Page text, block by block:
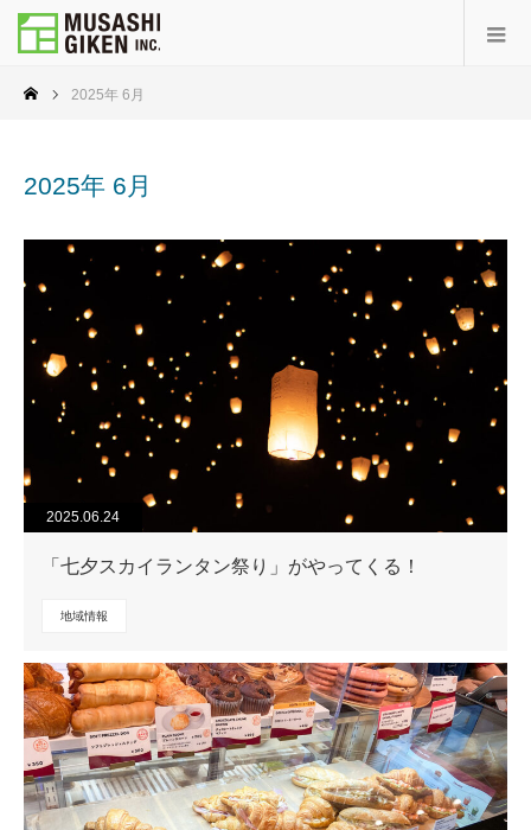
2025年 6月
2025年 6月
2025.06.24
「七夕スカイランタン祭り」がやってくる！
地域情報